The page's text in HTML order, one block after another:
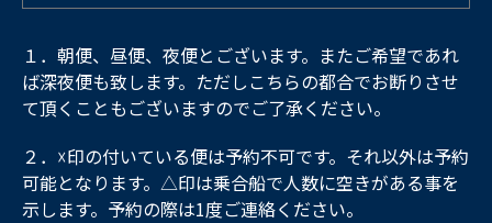
１．朝便、昼便、夜便とございます。またご希望であれ
ば深夜便も致します。ただしこちらの都合でお断りさせ
て頂くこともございますのでご了承ください。
２．☓印の付いている便は予約不可です。それ以外は予約
可能となります。△印は乗合船で人数に空きがある事を
示します。予約の際は1度ご連絡ください。